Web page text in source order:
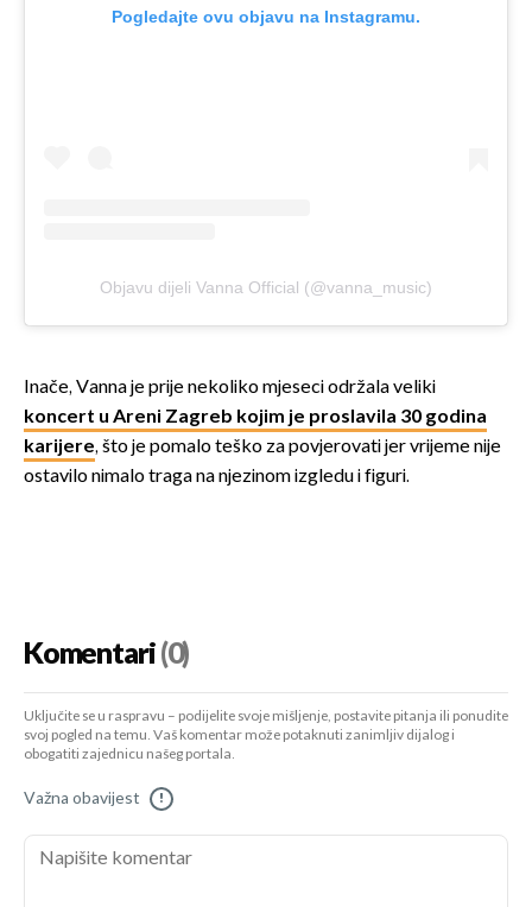
Pogledajte ovu objavu na Instagramu.
Objavu dijeli Vanna Official (@vanna_music)
Inače, Vanna je prije nekoliko mjeseci održala veliki
koncert u Areni Zagreb kojim je proslavila 30 godina
karijere, što je pomalo teško za povjerovati jer vrijeme nije
ostavilo nimalo traga na njezinom izgledu i figuri.
Komentari(0)
Uključite se u raspravu – podijelite svoje mišljenje, postavite pitanja ili ponudite
svoj pogled na temu. Vaš komentar može potaknuti zanimljiv dijalog i
obogatiti zajednicu našeg portala.
Važna obavijest !